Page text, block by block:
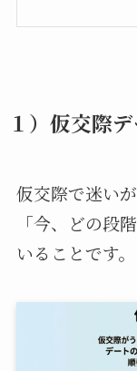
１）仮交際
仮交際で迷い
「今、どの段
いることです。